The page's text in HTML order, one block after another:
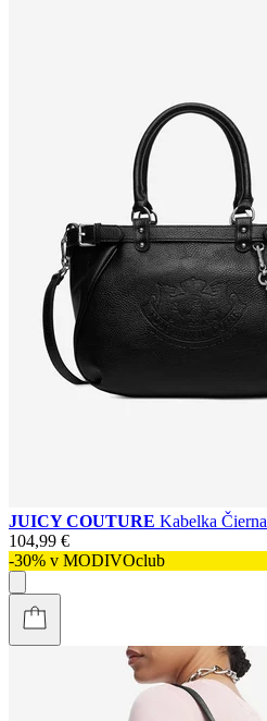
JUICY COUTURE Kabelka Čierna
104,99 €
-30% v MODIVOclub